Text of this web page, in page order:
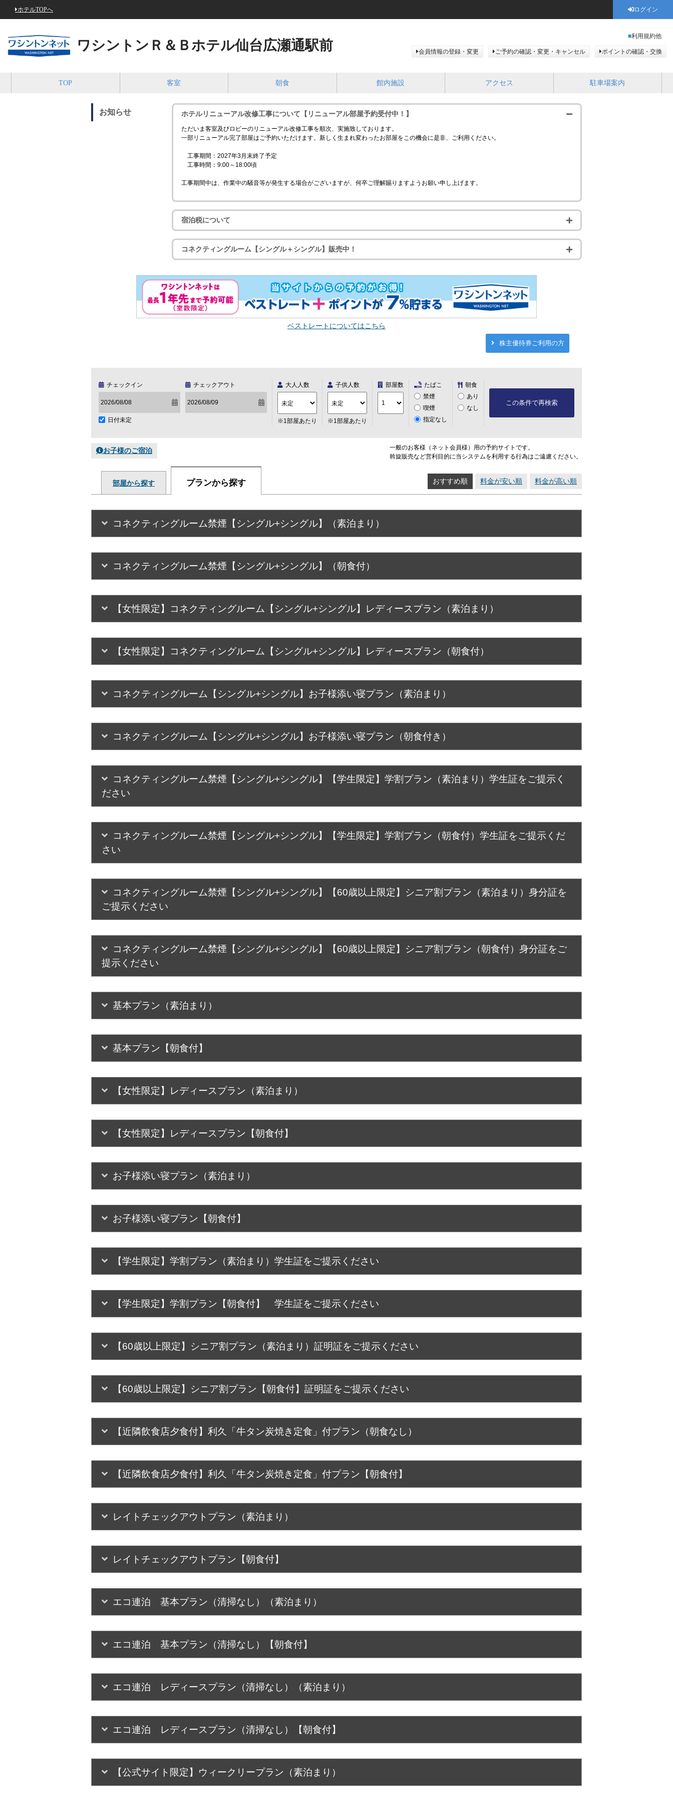
ホテルTOPへ ログイン
ワシントンＲ＆Ｂホテル仙台広瀬通駅前
利用規約他
会員情報の登録・変更 ご予約の確認・変更・キャンセル ポイントの確認・交換
TOP 客室 朝食 館内施設 アクセス 駐車場案内
お知らせ ホテルリニューアル改修工事について【リニューアル部屋予約受付中！】
ただいま客室及びロビーのリニューアル改修工事を順次、実施致しております。
一部リニューアル完了部屋はご予約いただけます。新しく生まれ変わったお部屋をこの機会に是非、ご利用ください。
工事期間：2027年3月末終了予定
工事時間：9:00～18:00頃
工事期間中は、作業中の騒音等が発生する場合がございますが、何卒ご理解賜りますようお願い申し上げます。
宿泊税について
コネクティングルーム【シングル＋シングル】販売中！
ベストレートについてはこちら
株主優待券ご利用の方
チェックイン チェックアウト
日付未定
大人人数
※1部屋あたり
子供人数
※1部屋あたり
部屋数
たばこ
禁煙
喫煙
指定なし
朝食
あり
なし
この条件で再検索
お子様のご宿泊
一般のお客様（ネット会員様）用の予約サイトです。
斡旋販売など営利目的に当システムを利用する行為はご遠慮ください。
部屋から探す プランから探す おすすめ順 料金が安い順 料金が高い順
コネクティングルーム禁煙【シングル+シングル】（素泊まり）
コネクティングルーム禁煙【シングル+シングル】（朝食付）
【女性限定】コネクティングルーム【シングル+シングル】レディースプラン（素泊まり）
【女性限定】コネクティングルーム【シングル+シングル】レディースプラン（朝食付）
コネクティングルーム【シングル+シングル】お子様添い寝プラン（素泊まり）
コネクティングルーム【シングル+シングル】お子様添い寝プラン（朝食付き）
コネクティングルーム禁煙【シングル+シングル】【学生限定】学割プラン（素泊まり）学生証をご提示く
ださい
コネクティングルーム禁煙【シングル+シングル】【学生限定】学割プラン（朝食付）学生証をご提示くだ
さい
コネクティングルーム禁煙【シングル+シングル】【60歳以上限定】シニア割プラン（素泊まり）身分証を
ご提示ください
コネクティングルーム禁煙【シングル+シングル】【60歳以上限定】シニア割プラン（朝食付）身分証をご
提示ください
基本プラン（素泊まり）
基本プラン【朝食付】
【女性限定】レディースプラン（素泊まり）
【女性限定】レディースプラン【朝食付】
お子様添い寝プラン（素泊まり）
お子様添い寝プラン【朝食付】
【学生限定】学割プラン（素泊まり）学生証をご提示ください
【学生限定】学割プラン【朝食付】 学生証をご提示ください
【60歳以上限定】シニア割プラン（素泊まり）証明証をご提示ください
【60歳以上限定】シニア割プラン【朝食付】証明証をご提示ください
【近隣飲食店夕食付】利久「牛タン炭焼き定食」付プラン（朝食なし）
【近隣飲食店夕食付】利久「牛タン炭焼き定食」付プラン【朝食付】
レイトチェックアウトプラン（素泊まり）
レイトチェックアウトプラン【朝食付】
エコ連泊 基本プラン（清掃なし）（素泊まり）
エコ連泊 基本プラン（清掃なし）【朝食付】
エコ連泊 レディースプラン（清掃なし）（素泊まり）
エコ連泊 レディースプラン（清掃なし）【朝食付】
【公式サイト限定】ウィークリープラン（素泊まり）